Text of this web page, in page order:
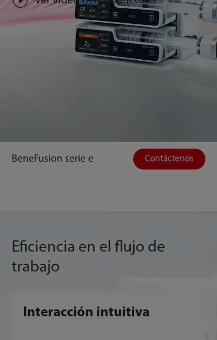
BeneFusion serie e Contáctenos
Eficiencia en el flujo de
trabajo
Interacción intuitiva